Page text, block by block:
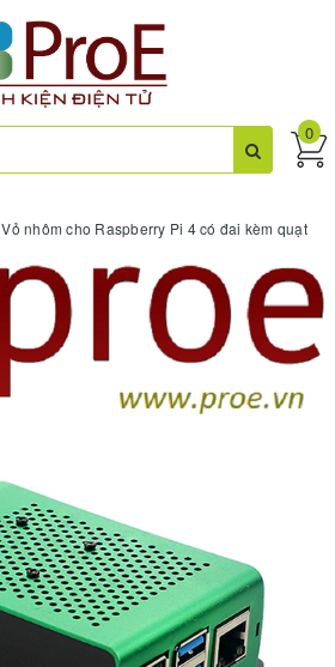
0
Vỏ nhôm cho Raspberry Pi 4 có đai kèm quạt